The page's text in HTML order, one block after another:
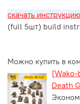
скачать
(full 5шт) build
Можно купить в
Death